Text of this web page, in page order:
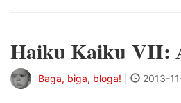
Haiku Kaiku VII:
Baga, biga, bloga! 2013-